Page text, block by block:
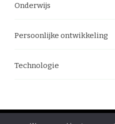
Onderwijs
Persoonlijke ontwikkeling
Technologie